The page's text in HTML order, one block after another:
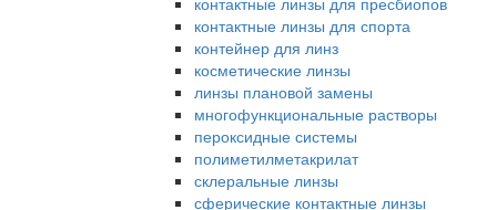
контактные линзы для спорта
контейнер для линз
косметические линзы
линзы плановой замены
многофункциональные растворы
пероксидные системы
полиметилметакрилат
склеральные линзы
сферические контактные линзы